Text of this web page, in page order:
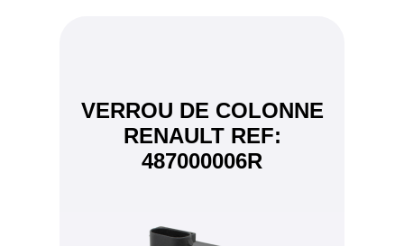
VERROU DE COLONNE
RENAULT REF:
487000006R